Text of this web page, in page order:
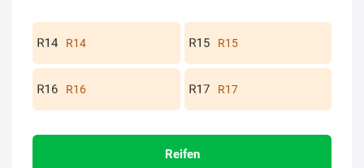
R14 R15
R16 R17
Reifen